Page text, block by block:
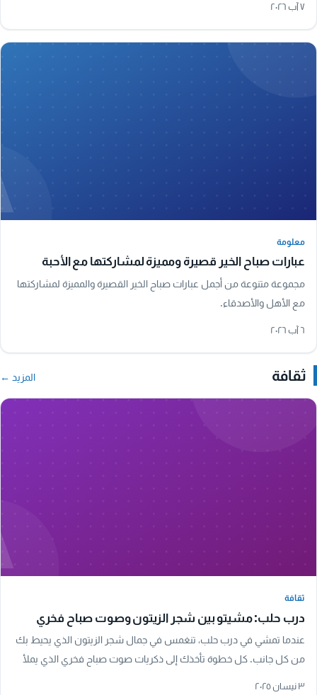
٧ آب ٢٠٢٦
معلومة
عبارات صباح الخير قصيرة ومميزة لمشاركتها مع الأحبة
مجموعة متنوعة من أجمل عبارات صباح الخير القصيرة والمميزة لمشاركتها
مع الأهل والأصدقاء.
٦ آب ٢٠٢٦
ثقافة المزيد ←
ثقافة
درب حلب: مشيتو بين شجر الزيتون وصوت صباح فخري
عندما تمشي في درب حلب، تنغمس في جمال شجر الزيتون الذي يحيط بك
من كل جانب. كل خطوة تأخذك إلى ذكريات صوت صباح فخري الذي يملأ
٣ نيسان ٢٠٢٥